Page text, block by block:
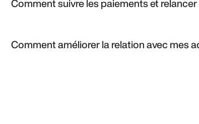
Comment suivre les paiements et
Comment améliorer la relation avec mes